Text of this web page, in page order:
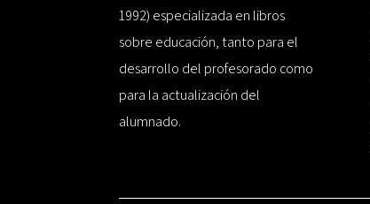
1992) especializada en libros
sobre educación, tanto para el
desarrollo del profesorado como
para la actualización del
alumnado.